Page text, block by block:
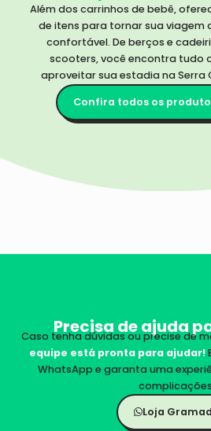
Além dos carrinhos de bebê,
de itens para tornar sua viagem
confortável. De berços e
scooters, você encontra tudo
aproveitar sua estadia na Serra
Confira todos os
Precisa de ajuda
Caso tenha dúvidas ou precise de
equipe está pronta para ajudar!
WhatsApp e garanta uma
Loja